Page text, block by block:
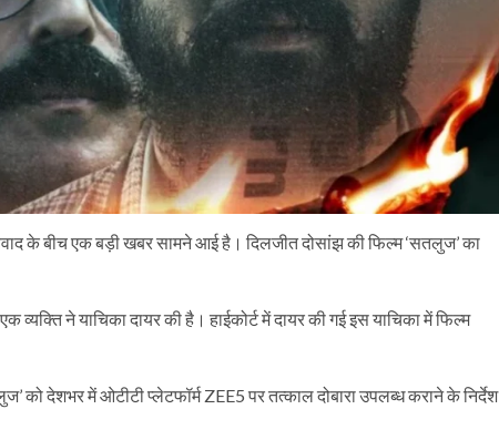
के बीच एक बड़ी खबर सामने आई है। दिलजीत दोसांझ की फिल्म ‘सतलुज’ का
ने याचिका दायर की है। हाईकोर्ट में दायर की गई इस याचिका में फिल्म
को देशभर में ओटीटी प्लेटफॉर्म ZEE5 पर तत्काल दोबारा उपलब्ध कराने के निर्देश